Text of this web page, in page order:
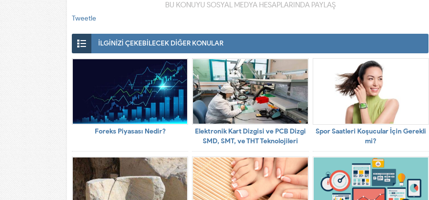
BU KONUYU SOSYAL MEDYA HESAPLARINDA PAYLAŞ
Tweetle
İLGİNİZİ ÇEKEBİLECEK DİĞER KONULAR
Foreks Piyasası Nedir?
Elektronik Kart Dizgisi ve PCB Dizgi
SMD, SMT, ve THT Teknolojileri
Spor Saatleri Koşucular İçin Gerekli
mi?